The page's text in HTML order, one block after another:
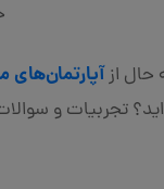
حال ازآپارتمان‌های
تجربیات و